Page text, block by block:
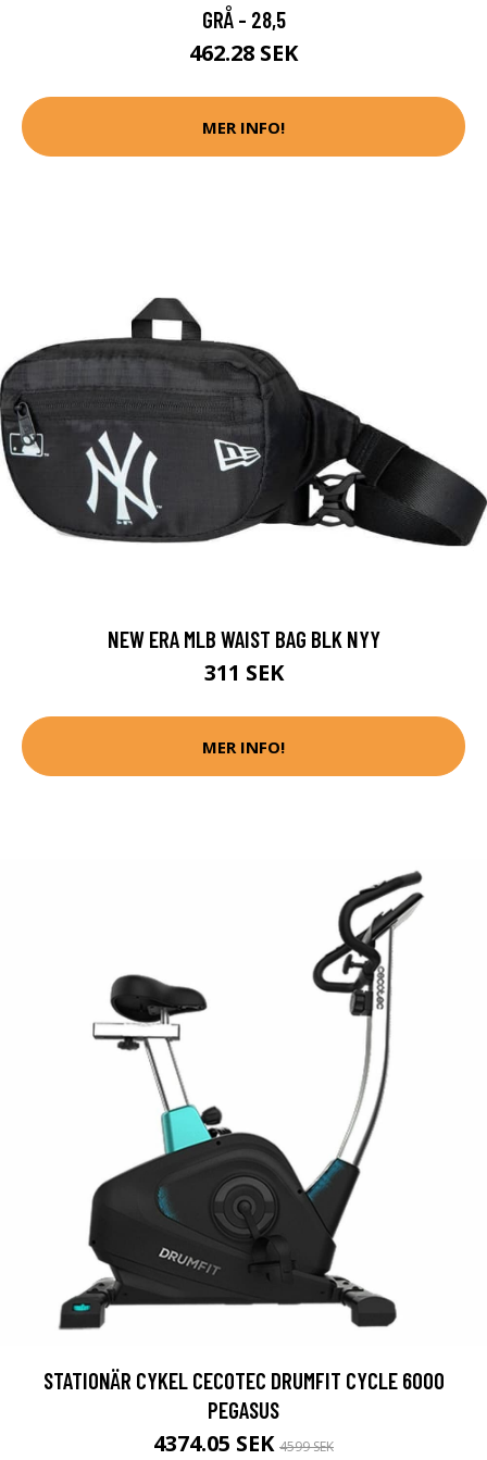
GRÅ - 28,5
462.28 SEK
MER INFO!
NEW ERA MLB WAIST BAG BLK NYY
311 SEK
MER INFO!
STATIONÄR CYKEL CECOTEC DRUMFIT CYCLE 6000
PEGASUS
4374.05 SEK 4599 SEK